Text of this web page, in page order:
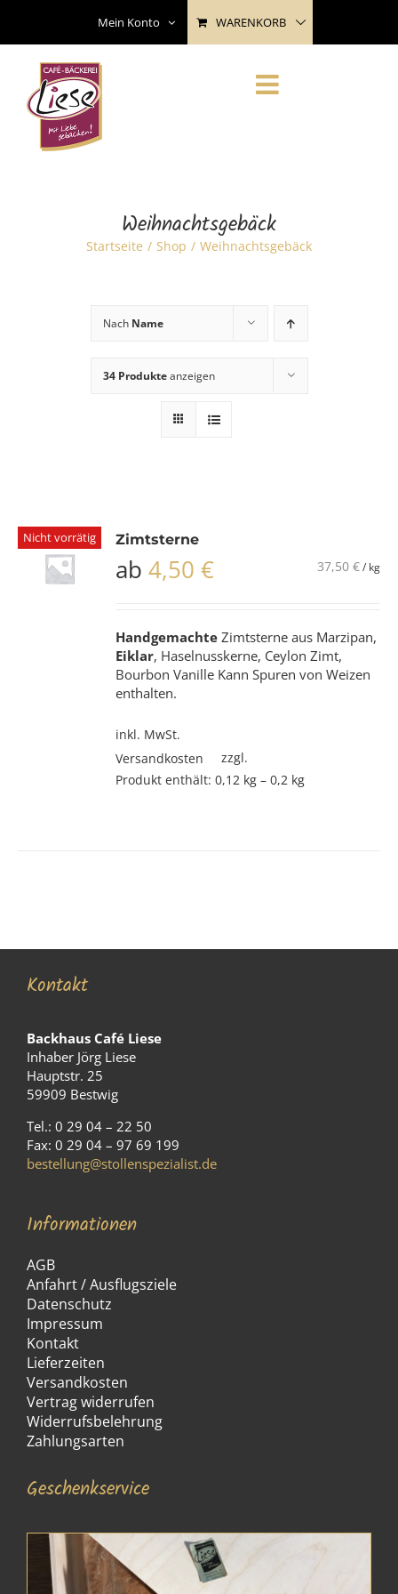
content
Mein Konto WARENKORB
Weihnachtsgebäck
Startseite Shop Weihnachtsgebäck
Nach Name
34 Produkteanzeigen
Nicht vorrätig Zimtsterne
ab4,50€ 37,50 €/ kg
Handgemachte Zimtsterne aus Marzipan,
Eiklar, Haselnusskerne, Ceylon Zimt,
Bourbon Vanille Kann Spuren von Weizen
enthalten.
inkl. MwSt.
zzgl.
Versandkosten
Produkt enthält: 0,12 kg – 0,2 kg
Kontakt
Backhaus Café Liese
Inhaber Jörg Liese
Hauptstr. 25
59909 Bestwig
Tel.: 0 29 04 – 22 50
Fax: 0 29 04 – 97 69 199
bestellung@stollenspezialist.de
Informationen
AGB
Anfahrt / Ausflugsziele
Datenschutz
Impressum
Kontakt
Lieferzeiten
Versandkosten
Vertrag widerrufen
Widerrufsbelehrung
Zahlungsarten
Geschenkservice